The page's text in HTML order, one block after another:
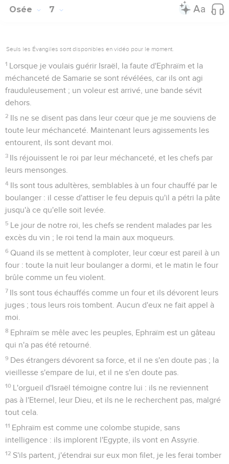
Osée 6
Seuls les Évangiles sont disponibles en vidéo pour le moment.
1 « Venez, retournons à l'Eternel ! En effet, il a déchiré, mais
il nous guérira, il a frappé, mais il bandera nos plaies.
2 Il nous rendra la vie dans deux jours, le troisième jour il
nous relèvera et nous vivrons devant lui.
3 Connaissons, cherchons à connaître l'Eternel ! Sa venue est
aussi certaine que celle de l'aurore. Il viendra pour nous
comme la pluie, comme la dernière pluie qui arrose la terre. »
4 Que puis-je te faire, Ephraïm ? Que puis-je te faire, Juda ?
Votre attachement est pareil à la nuée du matin, à la rosée
qui se dissipe très vite.
5 C'est pourquoi je les frapperai par les prophètes, je les
tuerai par les paroles de ma bouche, et mes jugements
éclateront comme la lumière.
6 En effet, *je prends plaisir à la bonté et non aux sacrifices, à
la connaissance de Dieu plus qu’aux holocaustes.
Des choses horribles en Israël
7 Comme Adam ils ont violé l'alliance ; c'est alors qu'ils m'ont
été infidèles.
8 Galaad est une ville de fauteurs de troubles, elle porte des
traces de sang.
9 La troupe des prêtres est comme une bande en
embuscade, ils commettent des assassinats sur le chemin de
Sichem. Oui, ils se livrent au crime.
10 Dans la communauté d'Israël j'ai vu des choses horribles :
là Ephraïm se prostitue, Israël se rend impur.
Désordre général et catastrophe prochaine
11 Pour toi aussi, Juda, une moisson est préparée, quand je
ramènerai les déportés de mon peuple.